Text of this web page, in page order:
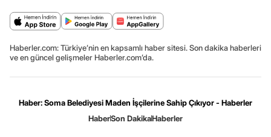
Haberler.com: Türkiye’nin en kapsamlı haber sitesi. Son dakika haberleri
ve en güncel gelişmeler Haberler.com’da.
Haber: Soma Belediyesi Maden İşçilerine Sahip Çıkıyor - Haberler
HaberSon DakikaHaberler